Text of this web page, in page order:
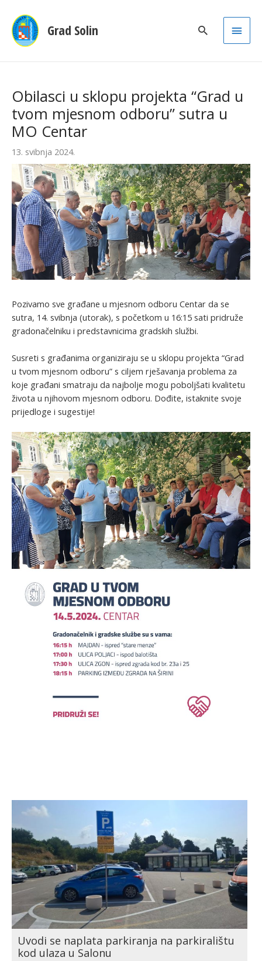
Grad Solin
Main
Obilasci u sklopu projekta “Grad u
tvom mjesnom odboru” sutra u
MO Centar
13. svibnja 2024.
Pozivamo sve građane u mjesnom odboru Centar da se
sutra, 14. svibnja (utorak), s početkom u 16:15 sati pridruže
gradonačelniku i predstavnicima gradskih službi.
Susreti s građanima organiziraju se u sklopu projekta “Grad
u tvom mjesnom odboru” s ciljem rješavanja problema za
koje građani smatraju da najbolje mogu poboljšati kvalitetu
života u njihovom mjesnom odboru. Dođite, istaknite svoje
prijedloge i sugestije!
Uvodi se naplata parkiranja na parkiralištu
kod ulaza u Salonu